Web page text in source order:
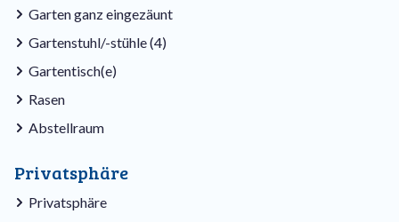
Garten ganz eingezäunt
Gartenstuhl/-stühle (4)
Gartentisch(e)
Rasen
Abstellraum
Privatsphäre
Privatsphäre